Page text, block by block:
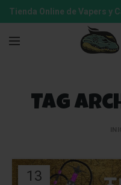
Tienda Online de Vapers y
Tag
13